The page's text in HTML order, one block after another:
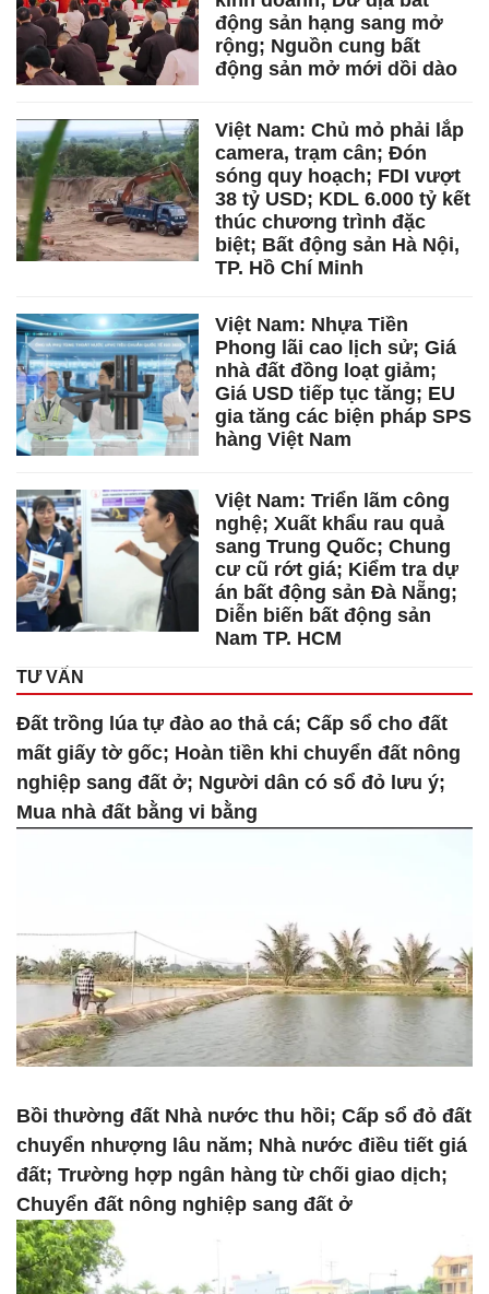
động sản hạng sang mở
rộng; Nguồn cung bất
động sản mở mới dồi dào
Việt Nam: Chủ mỏ phải lắp
camera, trạm cân; Đón
sóng quy hoạch; FDI vượt
38 tỷ USD; KDL 6.000 tỷ kết
thúc chương trình đặc
biệt; Bất động sản Hà Nội,
TP. Hồ Chí Minh
Việt Nam: Nhựa Tiền
Phong lãi cao lịch sử; Giá
nhà đất đồng loạt giảm;
Giá USD tiếp tục tăng; EU
gia tăng các biện pháp SPS
hàng Việt Nam
Việt Nam: Triển lãm công
nghệ; Xuất khẩu rau quả
sang Trung Quốc; Chung
cư cũ rớt giá; Kiểm tra dự
án bất động sản Đà Nẵng;
Diễn biến bất động sản
Nam TP. HCM
TƯ VẤN
Đất trồng lúa tự đào ao thả cá; Cấp sổ cho đất
mất giấy tờ gốc; Hoàn tiền khi chuyển đất nông
nghiệp sang đất ở; Người dân có sổ đỏ lưu ý;
Mua nhà đất bằng vi bằng
Bồi thường đất Nhà nước thu hồi; Cấp sổ đỏ đất
chuyển nhượng lâu năm; Nhà nước điều tiết giá
đất; Trường hợp ngân hàng từ chối giao dịch;
Chuyển đất nông nghiệp sang đất ở